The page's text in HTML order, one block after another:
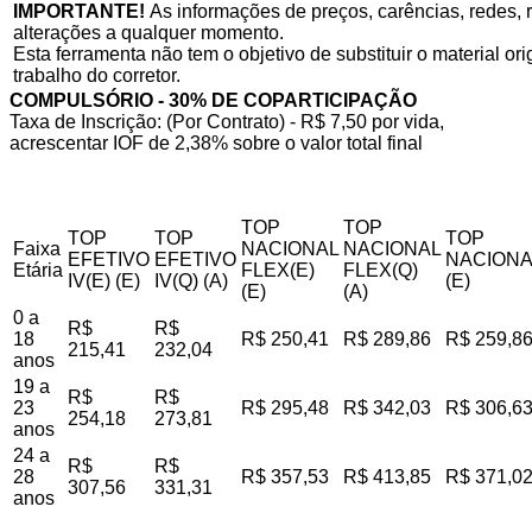
IMPORTANTE! As informações de preços, carências,
alterações a qualquer momento.
Esta ferramenta não tem o objetivo de substituir o material
trabalho do corretor.
COMPULSÓRIO - 30% DE COPARTICIPAÇÃO
Taxa de Inscrição: (Por Contrato) - R$ 7,50 por vida,
acrescentar IOF de 2,38% sobre o valor total final
Faixa
Etária
TOP
EFETIVO
IV(E) (E)
TOP
EFETIVO
IV(Q) (A)
TOP
NACIONAL
FLEX(E)
(E)
TOP
NACIONAL
FLEX(Q)
(A)
TOP
(E)
0 a
18
anos
R$
215,41
R$
232,04
R$ 250,41 R$ 289,86 R$ 259,86
19 a
23
anos
R$
254,18
R$
273,81
R$ 295,48 R$ 342,03 R$ 306,63
24 a
28
anos
R$
307,56
R$
331,31
R$ 357,53 R$ 413,85 R$ 371,02